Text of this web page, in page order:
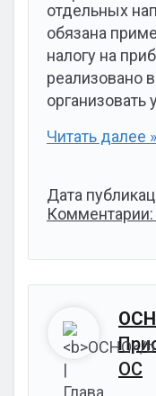
отдельных
обязана
налогу на
реализовано
организовать
Читать далее »
Дата
Комментарии:
ОС